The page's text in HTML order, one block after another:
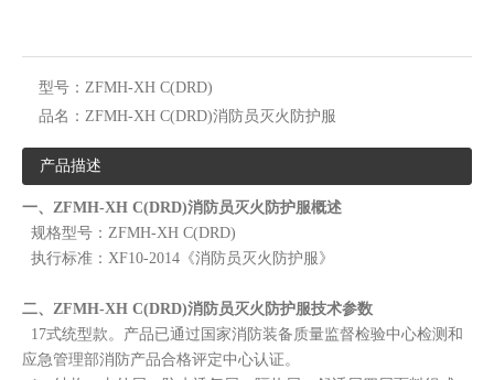
型号： ZFMH-XH C(DRD)
品名： ZFMH-XH C(DRD)消防员灭火防护服
产品描述
一、ZFMH-XH C(DRD)消防员灭火防护服概述
规格型号：ZFMH-XH C(DRD)
执行标准：XF10-2014《消防员灭火防护服》
二、 ZFMH-XH C(DRD)消防员灭火防护服技术参数
17式统型款。 产品已通过国家消防装备质量监督检验中心检测和
应急管理部消防产品合格评定中心认证。